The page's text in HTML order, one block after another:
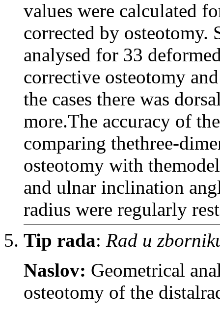
values were calculated
corrected by osteotomy.
analysed for 33
corrective osteotomy
the cases there was
more.The accuracy of
comparing thethree-
osteotomy with
and ulnar inclination
radius were regularly
Tip rada: Rad u
Naslov: Geometrical
osteotomy of the